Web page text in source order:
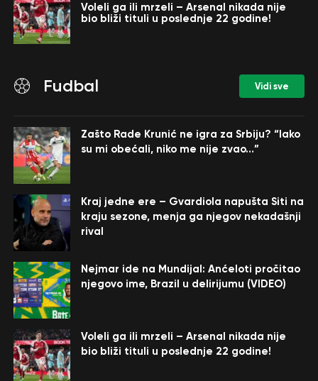
Voleli ga ili mrzeli – Arsenal nikada nije
bio bliži tituli u poslednje 22 godine!
Fudbal Vidi sve
Zašto Rade Krunić ne igra za Srbiju? “Iako
su mi obećali, niko me nije zvao…”
Kraj jedne ere – Gvardiola napušta Siti na
kraju sezone, menja ga njegov nekadašnji
rival
Nejmar ide na Mundijal: Anćeloti pročitao
njegovo ime, Brazil u delirijumu (VIDEO)
Voleli ga ili mrzeli – Arsenal nikada nije
bio bliži tituli u poslednje 22 godine!